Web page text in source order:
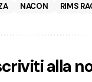
NACON RIMS
alla